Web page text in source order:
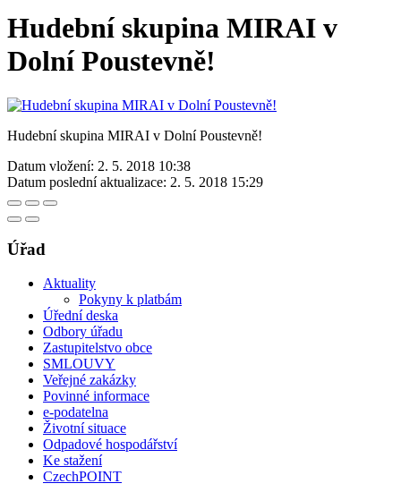
Hudební skupina MIRAI v
Dolní Poustevně!
Hudební skupina MIRAI v Dolní Poustevně!
Datum vložení: 2. 5. 2018 10:38
Datum poslední aktualizace: 2. 5. 2018 15:29
Úřad
Aktuality
Pokyny k platbám
Úřední deska
Odbory úřadu
Zastupitelstvo obce
SMLOUVY
Veřejné zakázky
Povinné informace
e-podatelna
Životní situace
Odpadové hospodářství
Ke stažení
CzechPOINT